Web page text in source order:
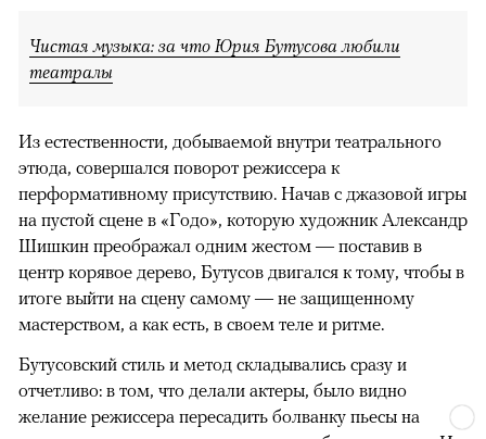
Чистая музыка: за что Юрия Бутусова любили
театралы
Из естественности, добываемой внутри театрального
этюда, совершался поворот режиссера к
перформативному присутствию. Начав с джазовой игры
на пустой сцене в «Годо», которую художник Александр
Шишкин преображал одним жестом — поставив в
центр корявое дерево, Бутусов двигался к тому, чтобы в
итоге выйти на сцену самому — не защищенному
мастерством, а как есть, в своем теле и ритме.
Бутусовский стиль и метод складывались сразу и
отчетливо: в том, что делали актеры, было видно
желание режиссера пересадить болванку пьесы на